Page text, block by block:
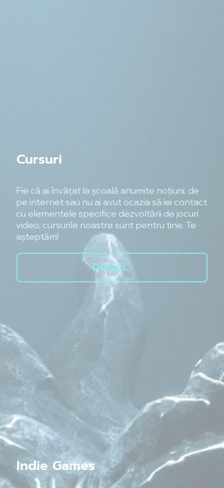
Cursuri
Fie că ai învățat la școală anumite noțiuni, de
pe internet sau nu ai avut ocazia să iei contact
cu elementele specifice dezvoltării de jocuri
video, cursurile noastre sunt pentru tine. Te
așteptăm!
Detalii...
Indie Games